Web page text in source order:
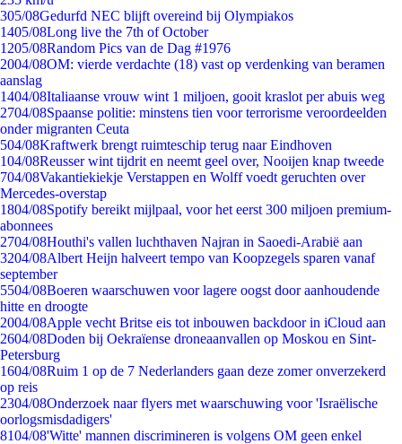
305/08Gedurfd NEC blijft overeind bij Olympiakos
1405/08Long live the 7th of October
1205/08Random Pics van de Dag #1976
2004/08OM: vierde verdachte (18) vast op verdenking van beramen
aanslag
1404/08Italiaanse vrouw wint 1 miljoen, gooit kraslot per abuis weg
2704/08Spaanse politie: minstens tien voor terrorisme veroordeelden
onder migranten Ceuta
504/08Kraftwerk brengt ruimteschip terug naar Eindhoven
104/08Reusser wint tijdrit en neemt geel over, Nooijen knap tweede
704/08Vakantiekiekje Verstappen en Wolff voedt geruchten over
Mercedes-overstap
1804/08Spotify bereikt mijlpaal, voor het eerst 300 miljoen premium-
abonnees
2704/08Houthi's vallen luchthaven Najran in Saoedi-Arabië aan
3204/08Albert Heijn halveert tempo van Koopzegels sparen vanaf
september
5504/08Boeren waarschuwen voor lagere oogst door aanhoudende
hitte en droogte
2004/08Apple vecht Britse eis tot inbouwen backdoor in iCloud aan
2604/08Doden bij Oekraïense droneaanvallen op Moskou en Sint-
Petersburg
1604/08Ruim 1 op de 7 Nederlanders gaan deze zomer onverzekerd
op reis
2304/08Onderzoek naar flyers met waarschuwing voor 'Israëlische
oorlogsmisdadigers'
8104/08'Witte' mannen discrimineren is volgens OM geen enkel